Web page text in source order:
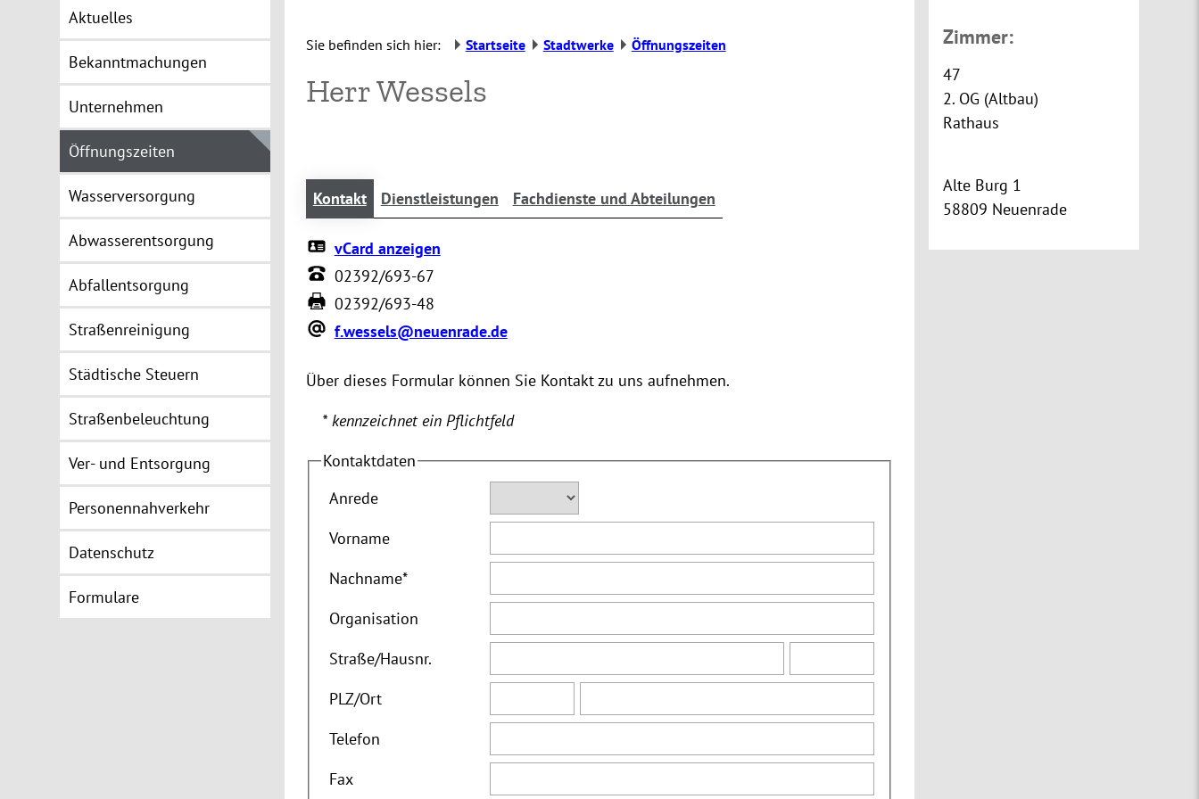
Aktuelles
Bekanntmachungen
Unternehmen
Öffnungszeiten
Wasserversorgung
Abwasserentsorgung
Abfallentsorgung
Straßenreinigung
Städtische Steuern
Straßenbeleuchtung
Ver- und Entsorgung
Personennahverkehr
Datenschutz
Formulare
Sie befinden sich hier: Startseite Stadtwerke Öffnungszeiten
Herr Wessels
Kontakt Dienstleistungen Fachdienste und Abteilungen
vCard anzeigen
02392/693-67
02392/693-48
f.wessels@neuenrade.de
Über dieses Formular können Sie Kontakt zu uns aufnehmen.
* kennzeichnet ein Pflichtfeld
Kontaktdaten
Anrede
Vorname
Nachname*
Organisation
Straße/Hausnr.
PLZ/Ort
Telefon
Fax
Zimmer:
47
2. OG (Altbau)
Rathaus
Alte Burg 1
58809 Neuenrade